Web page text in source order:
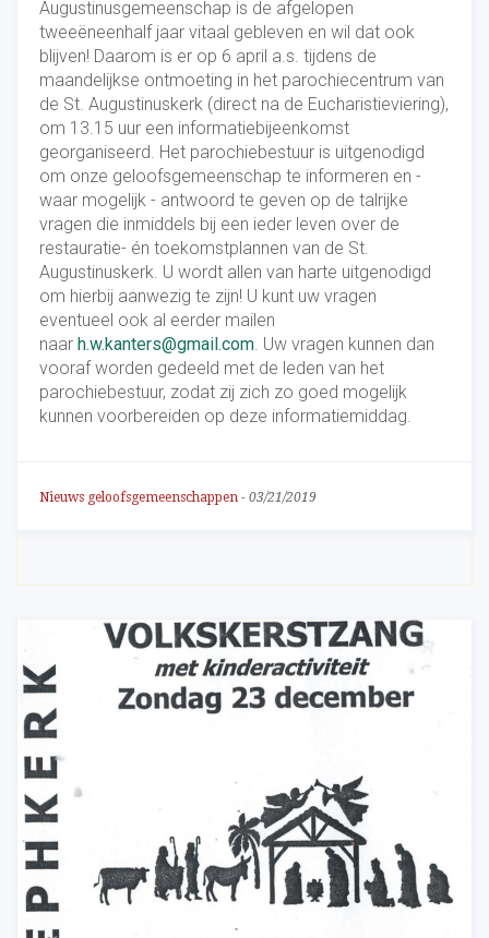
Augustinusgemeenschap is de afgelopen
tweeëneenhalf jaar vitaal gebleven en wil dat ook
blijven! Daarom is er op 6 april a.s. tijdens de
maandelijkse ontmoeting in het parochiecentrum van
de St. Augustinuskerk (direct na de Eucharistieviering),
om 13.15 uur een informatiebijeenkomst
georganiseerd. Het parochiebestuur is uitgenodigd
om onze geloofsgemeenschap te informeren en -
waar mogelijk - antwoord te geven op de talrijke
vragen die inmiddels bij een ieder leven over de
restauratie- én toekomstplannen van de St.
Augustinuskerk. U wordt allen van harte uitgenodigd
om hierbij aanwezig te zijn! U kunt uw vragen
eventueel ook al eerder mailen
naar h.w.kanters@gmail.com. Uw vragen kunnen dan
vooraf worden gedeeld met de leden van het
parochiebestuur, zodat zij zich zo goed mogelijk
kunnen voorbereiden op deze informatiemiddag.
Nieuws geloofsgemeenschappen - 03/21/2019